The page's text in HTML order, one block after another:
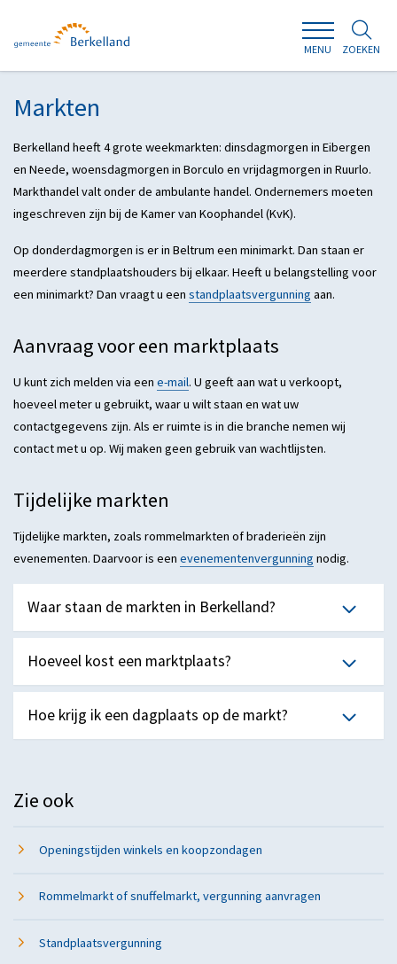
MENU ZOEKEN
Markten
Berkelland heeft 4 grote weekmarkten: dinsdagmorgen in Eibergen
en Neede, woensdagmorgen in Borculo en vrijdagmorgen in Ruurlo.
Markthandel valt onder de ambulante handel. Ondernemers moeten
ingeschreven zijn bij de Kamer van Koophandel (KvK).
Op donderdagmorgen is er in Beltrum een minimarkt. Dan staan er
meerdere standplaatshouders bij elkaar. Heeft u belangstelling voor
een minimarkt? Dan vraagt u een standplaatsvergunning aan.
Aanvraag voor een marktplaats
U kunt zich melden via een e-mail. U geeft aan wat u verkoopt,
hoeveel meter u gebruikt, waar u wilt staan en wat uw
contactgegevens zijn. Als er ruimte is in die branche nemen wij
contact met u op. Wij maken geen gebruik van wachtlijsten.
Tijdelijke markten
Tijdelijke markten, zoals rommelmarkten of braderieën zijn
evenementen. Daarvoor is een evenementenvergunning nodig.
Waar staan de markten in Berkelland?
Hoeveel kost een marktplaats?
Hoe krijg ik een dagplaats op de markt?
Zie ook
Openingstijden winkels en koopzondagen
Rommelmarkt of snuffelmarkt, vergunning aanvragen
Standplaatsvergunning